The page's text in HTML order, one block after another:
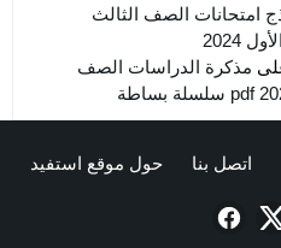
امتحانات الصف الثالث
مذكرة الدراسات الصف
اتصل بنا حول موقع استفيد